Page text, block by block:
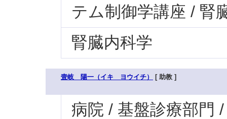
テム制御学講座 / 腎
腎臓内科学
壹岐 陽一（イキ ヨウイチ） [ 助教 ]
病院 / 基盤診療部門